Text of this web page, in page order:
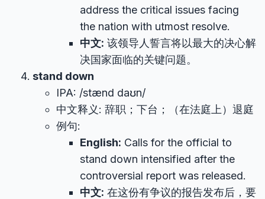
address the critical issues facing
the nation with utmost resolve.
中文: 该领导人誓言将以最大的决心解
决国家面临的关键问题。
stand down
IPA: /stænd daʊn/
中文释义: 辞职；下台；（在法庭上）退庭
例句:
English: Calls for the official to
stand down intensified after the
controversial report was released.
中文: 在这份有争议的报告发布后，要